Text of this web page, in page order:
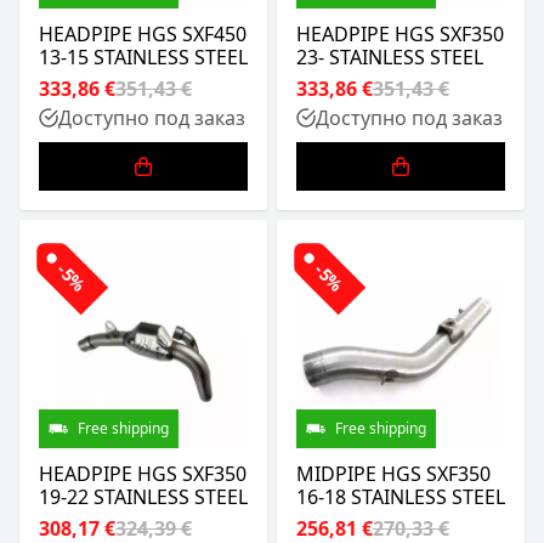
HEADPIPE HGS SXF450
13-15 STAINLESS STEEL
333,86 €351,43 €
Доступно под заказ
HEADPIPE HGS SXF350
23- STAINLESS STEEL
333,86 €351,43 €
Доступно под заказ
-5%
Free shipping
HEADPIPE HGS SXF350
19-22 STAINLESS STEEL
308,17 €324,39 €
-5%
Free shipping
MIDPIPE HGS SXF350
16-18 STAINLESS STEEL
256,81 €270,33 €